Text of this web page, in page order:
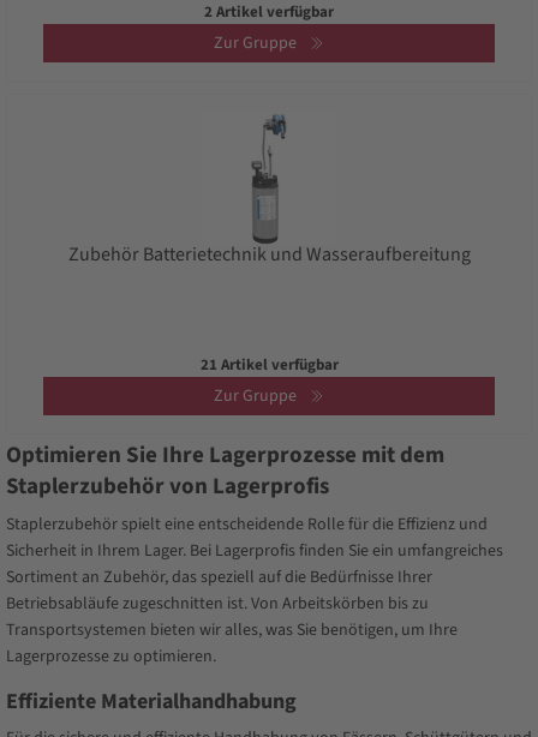
2 Artikel verfügbar
Zur Gruppe
Zubehör Batterietechnik und Wasseraufbereitung
21 Artikel verfügbar
Zur Gruppe
Optimieren Sie Ihre Lagerprozesse mit dem
Staplerzubehör von Lagerprofis
Staplerzubehör spielt eine entscheidende Rolle für die Effizienz und
Sicherheit in Ihrem Lager. Bei Lagerprofis finden Sie ein umfangreiches
Sortiment an Zubehör, das speziell auf die Bedürfnisse Ihrer
Betriebsabläufe zugeschnitten ist. Von Arbeitskörben bis zu
Transportsystemen bieten wir alles, was Sie benötigen, um Ihre
Lagerprozesse zu optimieren.
Effiziente Materialhandhabung